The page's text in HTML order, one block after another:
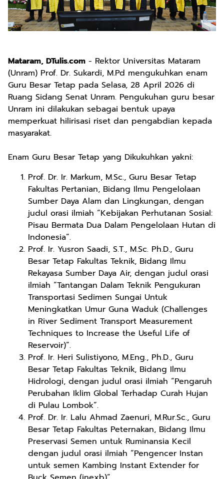
Mataram, DTulis.com - Rektor Universitas Mataram
(Unram) Prof. Dr. Sukardi, M.Pd mengukuhkan enam
Guru Besar Tetap pada Selasa, 28 April 2026 di
Ruang Sidang Senat Unram. Pengukuhan guru besar
Unram ini dilakukan sebagai bentuk upaya
memperkuat hilirisasi riset dan pengabdian kepada
masyarakat.
Enam Guru Besar Tetap yang Dikukuhkan yakni:
Prof. Dr. Ir. Markum, M.Sc., Guru Besar Tetap
Fakultas Pertanian, Bidang Ilmu Pengelolaan
Sumber Daya Alam dan Lingkungan, dengan
judul orasi ilmiah “Kebijakan Perhutanan Sosial:
Pisau Bermata Dua Dalam Pengelolaan Hutan di
Indonesia”.
Prof. Ir. Yusron Saadi, S.T., M.Sc. Ph.D., Guru
Besar Tetap Fakultas Teknik, Bidang Ilmu
Rekayasa Sumber Daya Air, dengan judul orasi
ilmiah “Tantangan Dalam Teknik Pengukuran
Transportasi Sedimen Sungai Untuk
Meningkatkan Umur Guna Waduk (Challenges
in River Sediment Transport Measurement
Techniques to Increase the Useful Life of
Reservoir)”.
Prof. Ir. Heri Sulistiyono, M.Eng., Ph.D., Guru
Besar Tetap Fakultas Teknik, Bidang Ilmu
Hidrologi, dengan judul orasi ilmiah “Pengaruh
Perubahan Iklim Global Terhadap Curah Hujan
di Pulau Lombok”.
Prof. Dr. Ir. Lalu Ahmad Zaenuri, M.Rur.Sc., Guru
Besar Tetap Fakultas Peternakan, Bidang Ilmu
Preservasi Semen untuk Ruminansia Kecil
dengan judul orasi ilmiah “Pengencer Instan
untuk semen Kambing Instant Extender for